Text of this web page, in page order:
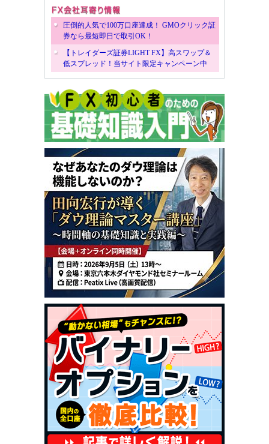
圧倒的人気で100万口座達成！ GMOクリック証
券なら最短即日で取引OK！
【トレイダーズ証券LIGHT FX】高スワップ＆
低スプレッド！当サイト限定キャンペーン中